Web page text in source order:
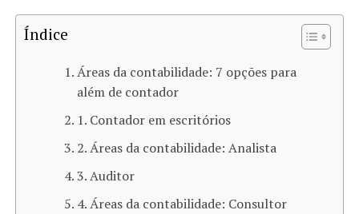
Índice
Áreas da contabilidade: 7 opções para
além de contador
1. Contador em escritórios
2. Áreas da contabilidade: Analista
3. Auditor
4. Áreas da contabilidade: Consultor